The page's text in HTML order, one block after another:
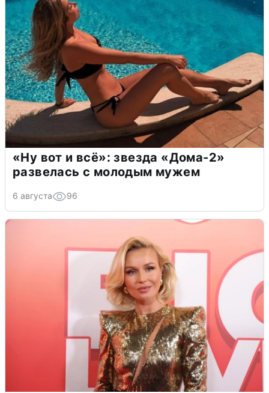
«Ну вот и всё»: звезда «Дома-2»
развелась с молодым мужем
6 августа 96